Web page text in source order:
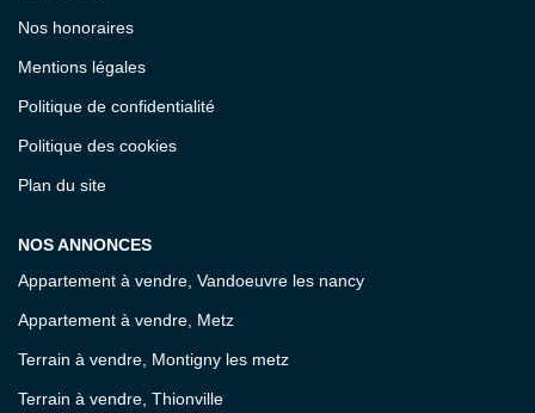
Nos honoraires
Mentions légales
Politique de confidentialité
Politique des cookies
Plan du site
NOS ANNONCES
Appartement à vendre, Vandoeuvre les nancy
Appartement à vendre, Metz
Terrain à vendre, Montigny les metz
Terrain à vendre, Thionville